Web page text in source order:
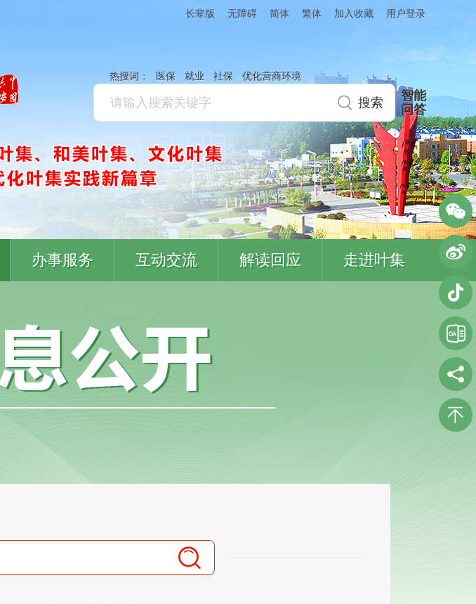
长辈版 无障碍 简体 繁体 加入收藏 用户登录
热搜词： 医保 就业 社保 优化营商环境
智能
问答
办事服务 互动交流 解读回应 走进叶集